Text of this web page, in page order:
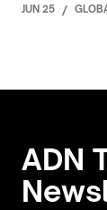
JUN 25 /
ADN